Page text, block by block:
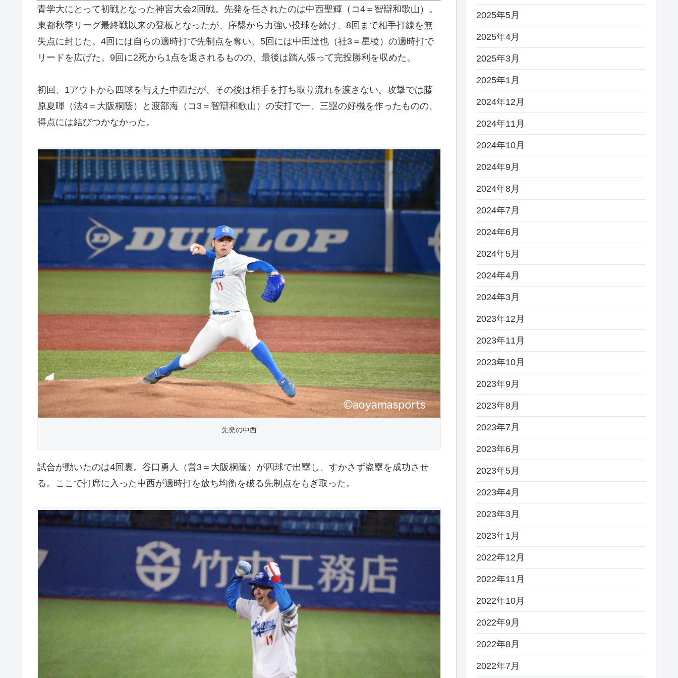
青学大にとって初戦となった神宮大会2回戦。 先発を任されたのは中西聖輝（コ4＝智辯和歌山）。
東都秋季リーグ最終戦以来の登板となったが、序盤から力強い投球を続け、8回まで相手打線を無
失点に封じた。4回には自らの適時打で先制点を奪い、5回には中田達也（社3＝星稜）の適時打で
リードを広げた。9回に2死から1点を返されるものの、最後は踏ん張って完投勝利を収めた。
初回、1アウトから四球を与えた中西だが、その後は相手を打ち取り流れを渡さない。攻撃では藤
原夏暉（法4＝大阪桐蔭）と渡部海（コ3＝智辯和歌山）の安打で一、三塁の好機を作ったものの、
得点には結びつかなかった。
先発の中西
試合が動いたのは4回裏。谷口勇人（営3＝大阪桐蔭）が四球で出塁し、すかさず盗塁を成功させ
る。ここで打席に入った中西が適時打を放ち均衡を破る先制点をもぎ取った。
2025年5月
2025年4月
2025年3月
2025年1月
2024年12月
2024年11月
2024年10月
2024年9月
2024年8月
2024年7月
2024年6月
2024年5月
2024年4月
2024年3月
2023年12月
2023年11月
2023年10月
2023年9月
2023年8月
2023年7月
2023年6月
2023年5月
2023年4月
2023年3月
2023年1月
2022年12月
2022年11月
2022年10月
2022年9月
2022年8月
2022年7月